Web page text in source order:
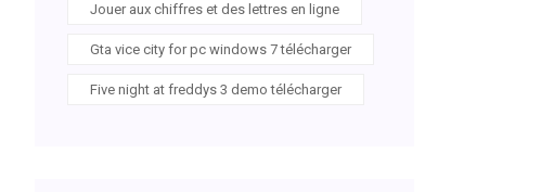
Jouer aux chiffres et des lettres en ligne
Gta vice city for pc windows 7 télécharger
Five night at freddys 3 demo télécharger